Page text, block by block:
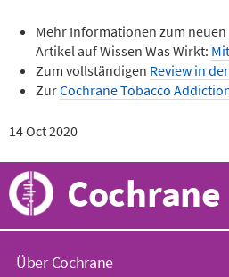
Mehr Informationen zum neuen
Artikel auf Wissen Was Wirkt:
Zum vollständigen Review in
ZurCochrane Tobacco
14 Oct 2020
Cochrane
Über Cochrane